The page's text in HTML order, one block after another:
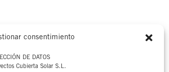
consentimiento
DE DATOS
Cubierta Solar S.L.
Aviso legal
Canal interno